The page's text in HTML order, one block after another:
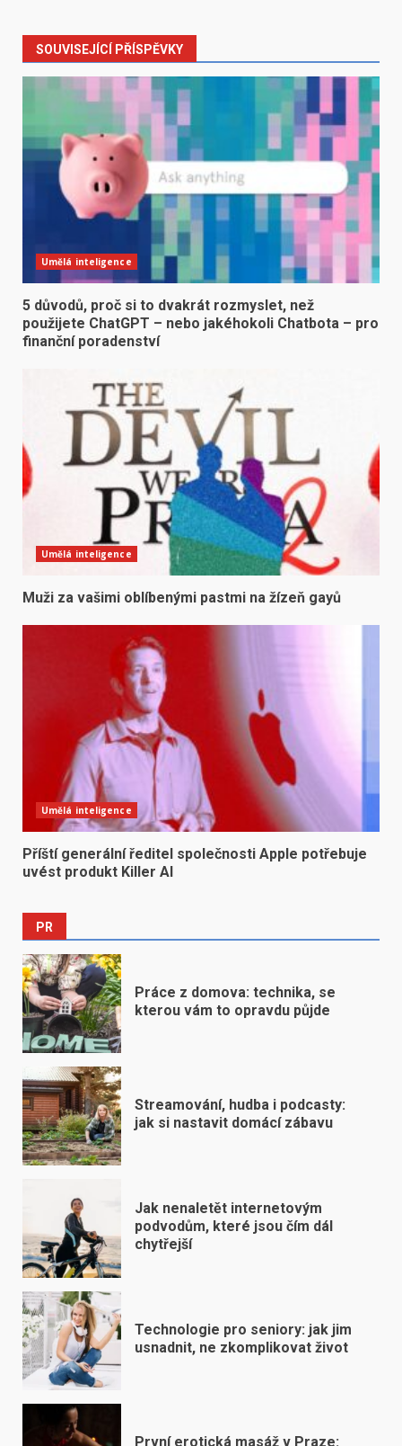
SOUVISEJÍCÍ PŘÍSPĚVKY
Umělá inteligence
5 důvodů, proč si to dvakrát rozmyslet, než
použijete ChatGPT – nebo jakéhokoli Chatbota – pro
finanční poradenství
Umělá inteligence
Muži za vašimi oblíbenými pastmi na žízeň gayů
Umělá inteligence
Příští generální ředitel společnosti Apple potřebuje
uvést produkt Killer AI
PR
Práce z domova: technika, se
kterou vám to opravdu půjde
Streamování, hudba i podcasty:
jak si nastavit domácí zábavu
Jak nenaletět internetovým
podvodům, které jsou čím dál
chytřejší
Technologie pro seniory: jak jim
usnadnit, ne zkomplikovat život
První erotická masáž v Praze: